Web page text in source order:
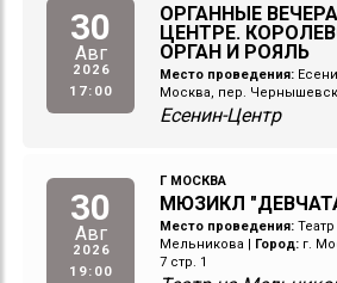
30
Авг
2026
17:00
ОРГАННЫЕ
ЦЕНТРЕ.
ОРГАН И РОЯЛЬ
Место проведения:
Москва, пер.
Есенин-Центр
30
Авг
2026
19:00
Г МОСКВА
МЮЗИКЛ
Место проведения: Театр
Мельникова | Город: г.
7 стр. 1